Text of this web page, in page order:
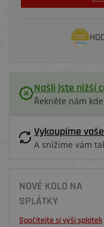
Našli jste nižší
Řekněte nám
Vykoupíme
A snížíme vám
NOVÉ KOLO NA
SPLÁTKY
Spočítejte si výši splátek